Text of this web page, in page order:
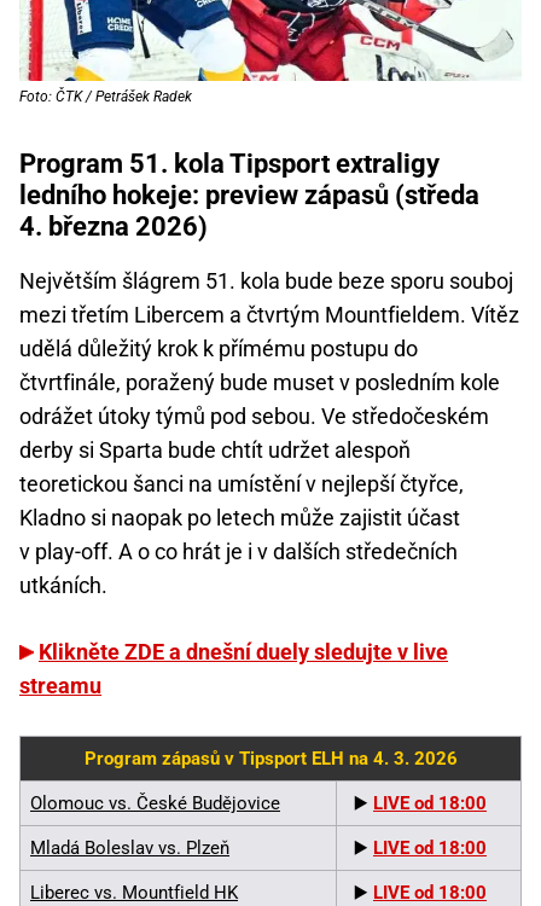
Foto: ČTK / Petrášek Radek
Program 51. kola Tipsport extraligy
ledního hokeje: preview zápasů (středa
4. března 2026)
Největším šlágrem 51. kola bude beze sporu souboj
mezi třetím Libercem a čtvrtým Mountfieldem. Vítěz
udělá důležitý krok k přímému postupu do
čtvrtfinále, poražený bude muset v posledním kole
odrážet útoky týmů pod sebou. Ve středočeském
derby si Sparta bude chtít udržet alespoň
teoretickou šanci na umístění v nejlepší čtyřce,
Kladno si naopak po letech může zajistit účast
v play-off. A o co hrát je i v dalších středečních
utkáních.
Klikněte ZDE a dnešní duely sledujte v live
streamu
Program zápasů v Tipsport ELH na 4. 3. 2026
Olomouc vs. České Budějovice ▶️ LIVE od 18:00
Mladá Boleslav vs. Plzeň ▶️ LIVE od 18:00
Liberec vs. Mountfield HK ▶️ LIVE od 18:00